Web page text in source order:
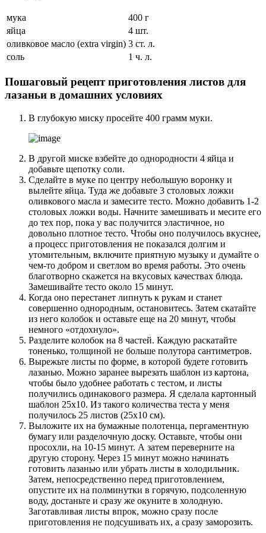
мука
400 г
яйца
4 шт.
оливковое масло (extra virgin) 3 ст. л.
соль
1 ч. л.
Пошаговый рецепт приготовления листов для
лазаньи в домашних условиях
В глубокую миску просейте 400 грамм муки.
В другой миске взбейте до однородности 4 яйца и
добавьте щепотку соли.
Сделайте в муке по центру небольшую воронку и
вылейте яйца. Туда же добавьте 3 столовых ложки
оливкового масла и замесите тесто. Можно добавить 1-2
столовых ложки воды. Начните замешивать и месите его
до тех пор, пока у вас получится эластичное, но
довольно плотное тесто. Чтобы оно получилось вкуснее,
а процесс приготовления не показался долгим и
утомительным, включите приятную музыку и думайте о
чем-то добром и светлом во время работы. Это очень
благотворно скажется на вкусовых качествах блюда.
Замешивайте тесто около 15 минут.
Когда оно перестанет липнуть к рукам и станет
совершенно однородным, остановитесь. Затем скатайте
из него колобок и оставьте еще на 20 минут, чтобы
немного «отдохнуло».
Разделите колобок на 8 частей. Каждую раскатайте
тоненько, толщиной не больше полутора сантиметров.
Вырежьте листы по форме, в которой будете готовить
лазанью. Можно заранее вырезать шаблон из картона,
чтобы было удобнее работать с тестом, и листы
получились одинакового размера. Я сделала картонный
шаблон 25х10. Из такого количества теста у меня
получилось 25 листов (25х10 см).
Выложите их на бумажные полотенца, пергаментную
бумагу или разделочную доску. Оставьте, чтобы они
просохли, на 10-15 минут. А затем переверните на
другую сторону. Через 15 минут можно начинать
готовить лазанью или убрать листы в холодильник.
Затем, непосредственно перед приготовлением,
опустите их на полминутки в горячую, подсоленную
воду, достаньте и сразу же окуните в холодную.
Заготавливая листы впрок, можно сразу после
приготовления не подсушивать их, а сразу заморозить.